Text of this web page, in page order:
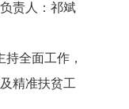
责人：祁斌
持全面工作，
精准扶贫工